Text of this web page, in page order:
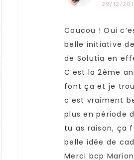
29/12/
Coucou ! Oui
belle initiative
de Solutia en
C’est la 2ème
font ça et je
c’est vraiment
plus en période
tu as raison, ça
belle idée de
Merci bcp